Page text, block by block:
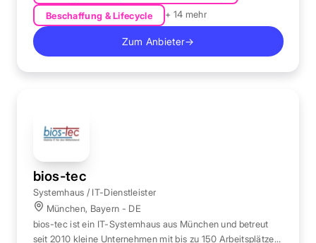
Beschaffung & Lifecycle
+ 14 mehr
Zum Anbieter→
bios-tec
Systemhaus / IT-Dienstleister
München, Bayern - DE
bios-tec ist ein IT-Systemhaus aus München und betreut
seit 2010 kleine Unternehmen mit bis zu 150 Arbeitsplätzen